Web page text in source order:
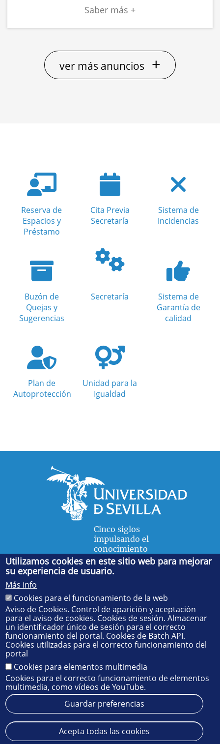
ver más anuncios +
Reserva de
Espacios y
Préstamo
Cita Previa
Secretaría
Sistema de
Incidencias
Buzón de
Quejas y
Sugerencias
Secretaría
Sistema de
Garantía de
calidad
Plan de
Autoprotección
Unidad para la
Igualdad
Cinco siglos
impulsando el
conocimiento
FACULTAD DE FÍSICA
Avda. de la Reina Mercedes, s/n. 41012 Sevilla. Tel.:
55 28 91. Administración:administradorfisica@us.es
Secretaría:jsecfisi@us.es- Decanato:ffisaog@us.es
Aviso legal Protección de datos
Cookies
© 2025SIC - Universidad de Sevilla
Utilizamos cookies en este sitio web para mejorar
su experiencia de usuario.
Más info
Cookies para el funcionamiento de la web
Aviso de Cookies. Control de aparición y aceptación
para el aviso de cookies. Cookies de sesión. Almacenar
un identificador único de sesión para el correcto
funcionamiento del portal. Cookies de Batch API.
Cookies utilizadas para el correcto funcionamiento del
portal
Cookies para elementos multimedia
Cookies para el correcto funcionamiento de elementos
multimedia, como vídeos de YouTube.
Guardar preferencias
Acepta todas las cookies